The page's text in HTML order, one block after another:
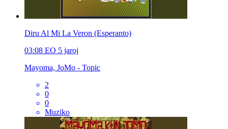
Diru Al Mi La Veron (Esperanto)
03:08 EO 5 jaroj
Mayoma, JoMo - Topic
2
0
0
Muziko